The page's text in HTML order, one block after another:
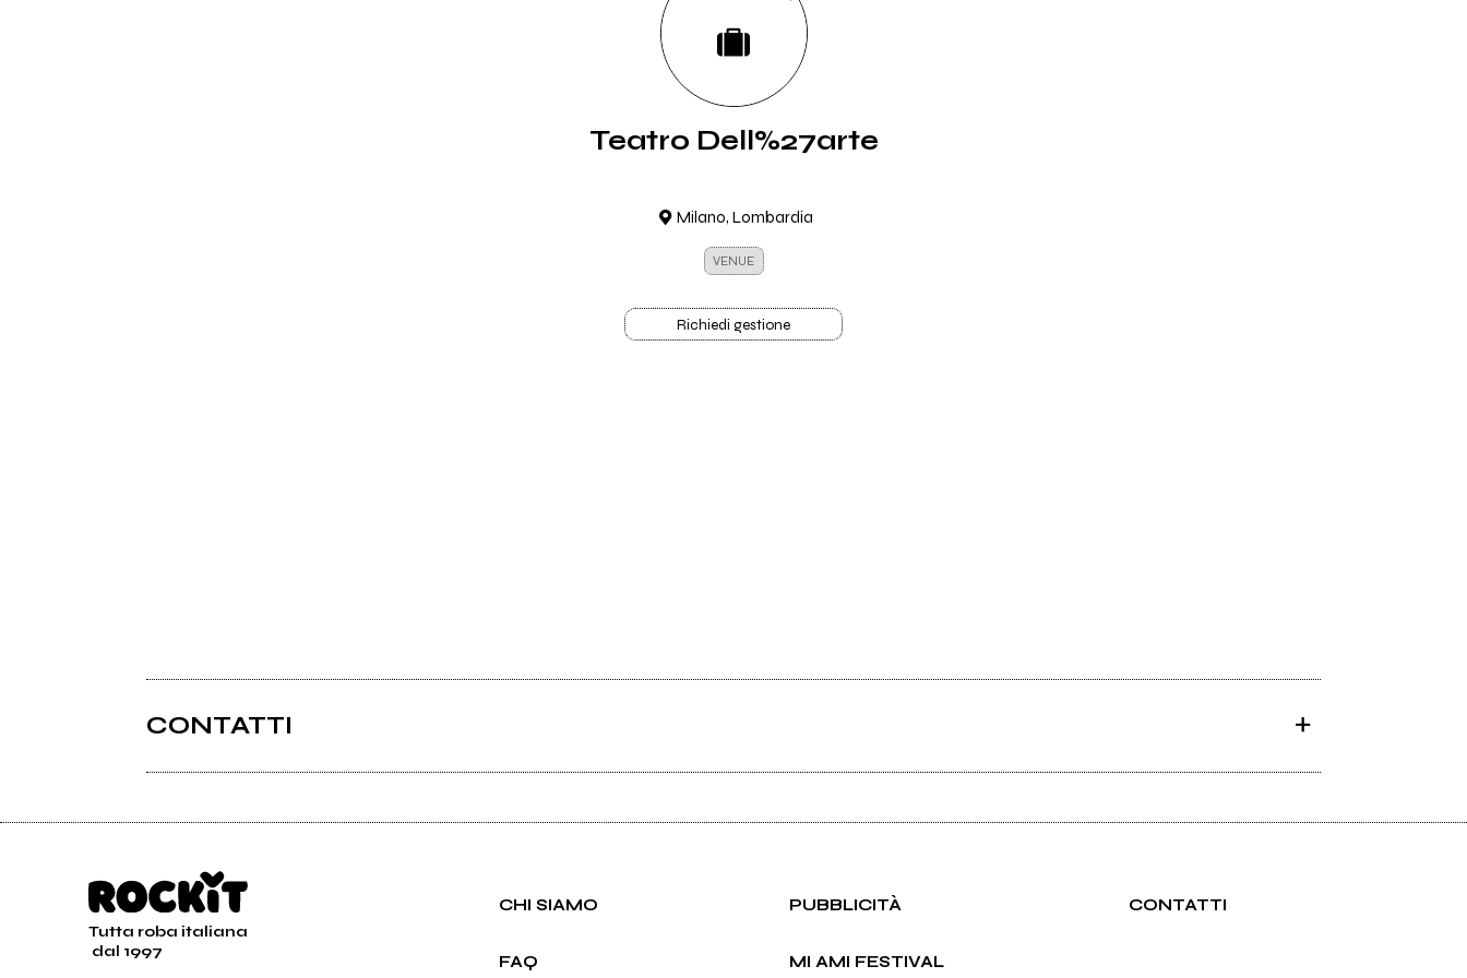
Teatro Dell%27arte
Milano, Lombardia
VENUE
Richiedi gestione
CONTATTI
Tutta roba italiana
dal 1997
CHI SIAMO PUBBLICITÀ CONTATTI
FAQ MI AMI FESTIVAL